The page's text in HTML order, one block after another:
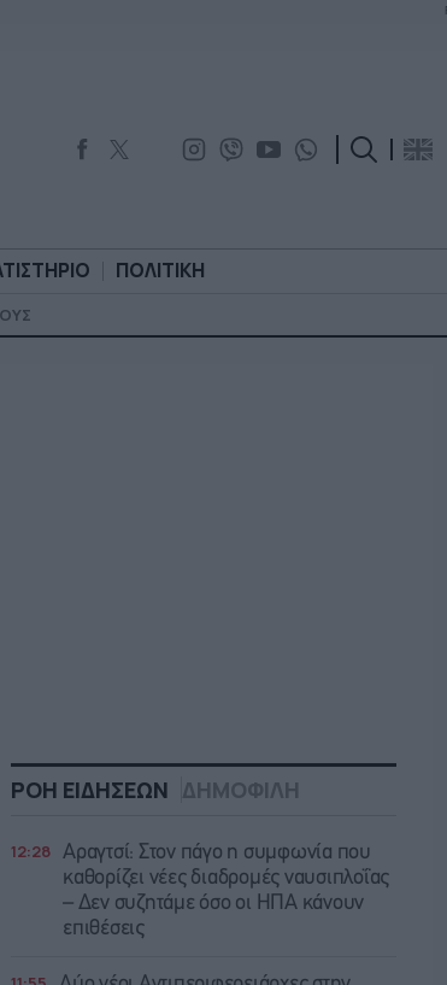
ΠΟΛΙΤΙΚΗ
ΡΟΗ ΕΙΔΗΣΕΩΝ ΔΗΜΟΦΙΛΗ
12:28 Αραγτσί: Στον πάγο η συμφωνία που
καθορίζει νέες διαδρομές ναυσιπλοΐας
– Δεν συζητάμε όσο οι ΗΠΑ κάνουν
επιθέσεις